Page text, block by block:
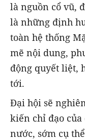
là nguồn cổ vũ,
là những định
toàn hệ thống
mẽ nội dung,
động quyết liệt,
tới.
Đại hội sẽ
kiến chỉ đạo của
nước, sớm cụ